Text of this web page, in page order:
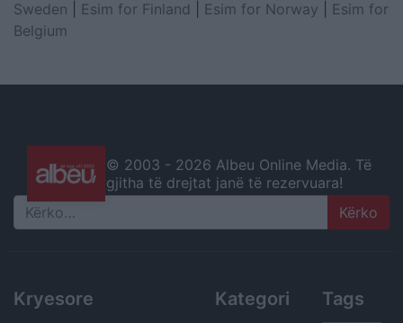
Sweden
Esim for Finland Esim for Norway
Esim for
Belgium
© 2003 - 2026 Albeu Online Media. Të
gjitha të drejtat janë të rezervuara!
Search
Kryesore Kategori Tags